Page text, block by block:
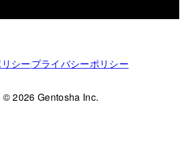
シープライバシーポリシー
© 2026 Gentosha Inc.